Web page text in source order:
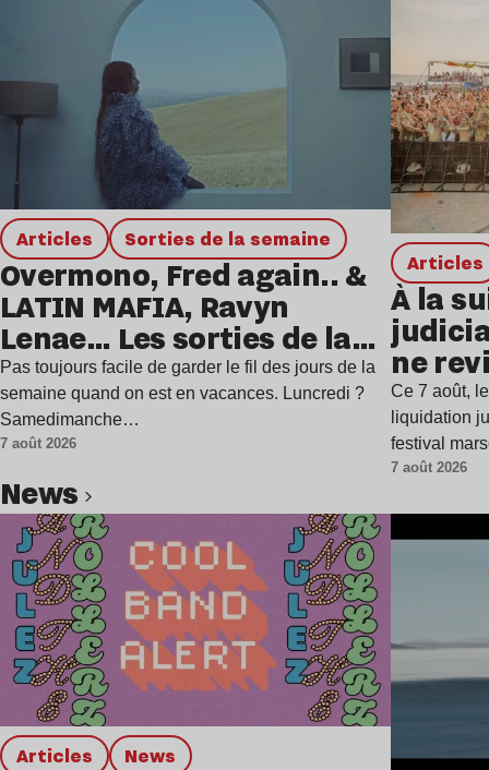
Articles Sorties de la semaine
Overmono, Fred again.. &
LATIN MAFIA, Ravyn
Lenae… Les sorties de la
semaine
Pas toujours facile de garder le fil des jours de la
semaine quand on est en vacances. Luncredi ?
Samedimanche…
7 août 2026
Articles
À la
ne
Ce 7 août,
liquidation
festival
7 août 2026
news
Articles news
Lire l’article